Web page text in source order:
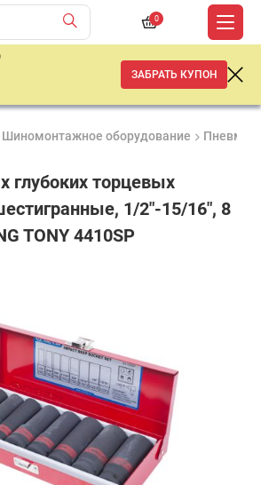
0
ЗАБРАТЬ КУПОН
Шиномонтажное оборудование
глубоких торцевых
1/2"-15/16", 8
TONY 4410SP